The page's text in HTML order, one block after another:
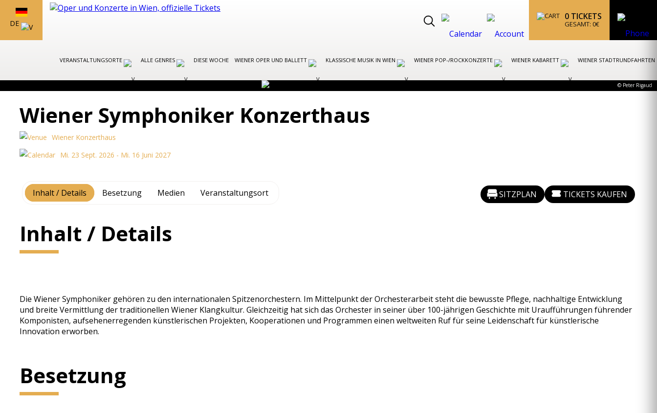
DE
0 TICKETS
GESAMT: 0€
VERANSTALTUNGSORTE ALLE GENRES DIESE WOCHE WIENER OPER UND BALLETT KLASSISCHE MUSIK IN WIEN WIENER POP-/ROCKKONZERTE WIENER KABARETT WIENER STADTRUNDFAHRTEN
© Peter Rigaud
Wiener Symphoniker Konzerthaus
Wiener Konzerthaus
Mi. 23 Sept. 2026 - Mi. 16 Juni 2027
Inhalt / Details Besetzung Medien Veranstaltungsort SITZPLAN TICKETS KAUFEN
Inhalt / Details
Die Wiener Symphoniker gehören zu den internationalen Spitzenorchestern. Im Mittelpunkt der Orchesterarbeit steht die bewusste Pflege, nachhaltige Entwicklung
und breite Vermittlung der traditionellen Wiener Klangkultur. Gleichzeitig hat sich das Orchester in seiner über 100-jährigen Geschichte mit Uraufführungen führender
Komponisten, aufsehenerregenden künstlerischen Projekten, Kooperationen und Programmen einen weltweiten Ruf für seine Leidenschaft für künstlerische
Innovation erworben.
Besetzung